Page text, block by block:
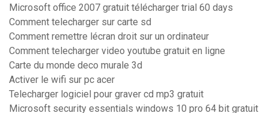
Microsoft office 2007 gratuit télécharger trial 60 days
Comment telecharger sur carte sd
Comment remettre lécran droit sur un ordinateur
Comment telecharger video youtube gratuit en ligne
Carte du monde deco murale 3d
Activer le wifi sur pc acer
Telecharger logiciel pour graver cd mp3 gratuit
Microsoft security essentials windows 10 pro 64 bit gratuit